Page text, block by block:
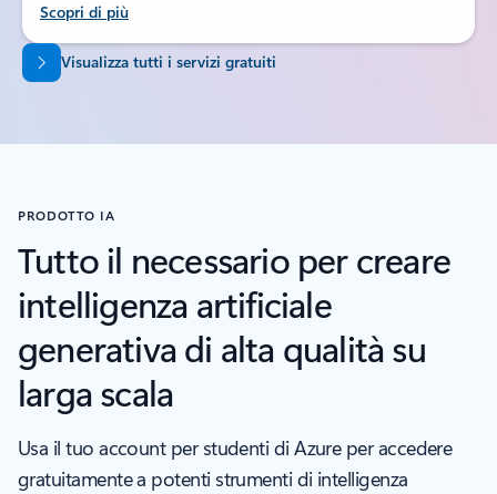
Scopri di più
Torna alle schede
Visualizza tutti i servizi gratuiti
PRODOTTO IA
Tutto il necessario per creare
intelligenza artificiale
generativa di alta qualità su
larga scala
Usa il tuo account per studenti di Azure per accedere
gratuitamente a potenti strumenti di intelligenza